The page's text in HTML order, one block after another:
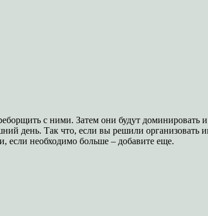
с ними. Затем они будут доминировать и
день. Так что, если вы решили организовать
если необходимо больше – добавите еще.